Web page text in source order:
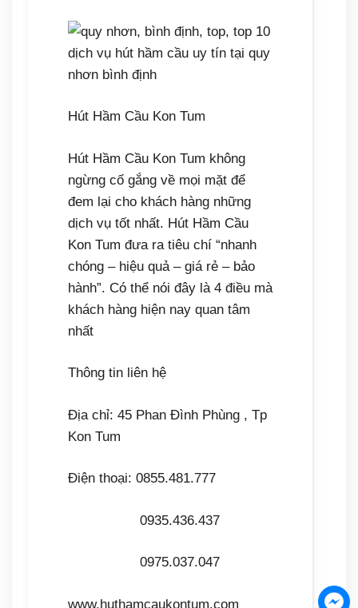
Hút Hầm Cầu Kon Tum
Hút Hầm Cầu Kon Tum không
ngừng cố gắng về mọi mặt để
đem lại cho khách hàng những
dịch vụ tốt nhất. Hút Hầm Cầu
Kon Tum đưa ra tiêu chí “nhanh
chóng – hiệu quả – giá rẻ – bảo
hành”. Có thể nói đây là 4 điều mà
khách hàng hiện nay quan tâm
nhất
Thông tin liên hệ
Địa chỉ: 45 Phan Đình Phùng , Tp
Kon Tum
Điện thoại: 0855.481.777
0935.436.437
0975.037.047
www.huthamcaukontum.com